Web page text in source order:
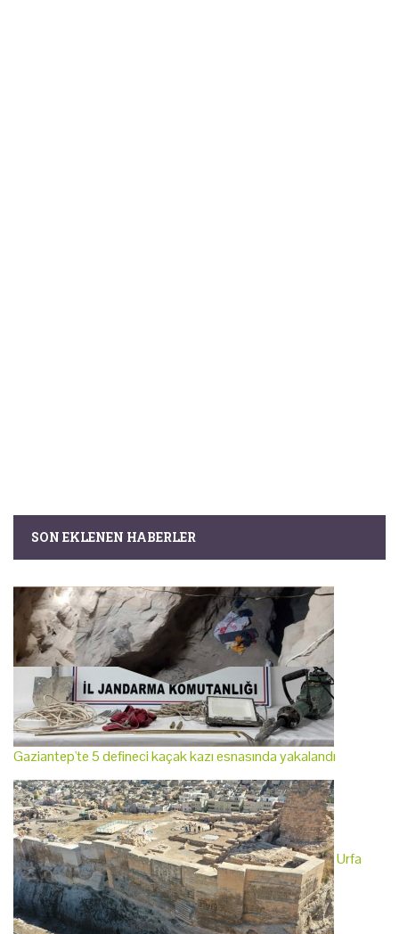
SON EKLENEN HABERLER
Gaziantep'te 5 defineci kaçak kazı esnasında yakalandı
Urfa